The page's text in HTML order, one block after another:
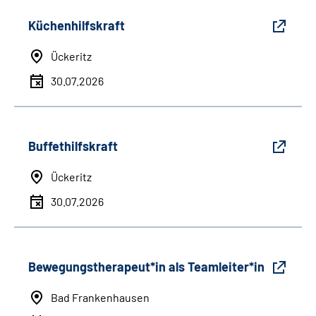
Küchenhilfskraft
Ückeritz
30.07.2026
Buffethilfskraft
Ückeritz
30.07.2026
Bewegungstherapeut*in als Teamleiter*in
Bad Frankenhausen